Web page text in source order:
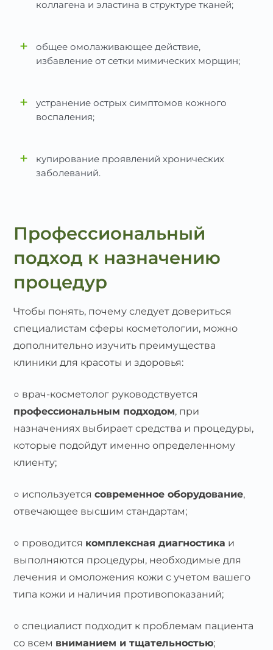
коллагена и эластина в структуре тканей;
+
общее омолаживающее действие,
избавление от сетки мимических морщин;
+
устранение острых симптомов кожного
воспаления;
+
купирование проявлений хронических
заболеваний.
Профессиональный
подход к назначению
процедур
Чтобы понять, почему следует довериться
специалистам сферы косметологии, можно
дополнительно изучить преимущества
клиники для красоты и здоровья:
○ врач-косметолог руководствуется
профессиональным подходом, при
назначениях выбирает средства и процедуры,
которые подойдут именно определенному
клиенту;
○ используетсясовременное оборудование,
отвечающее высшим стандартам;
○ проводится комплексная диагностика и
выполняются процедуры, необходимые для
лечения и омоложения кожи с учетом вашего
типа кожи и наличия противопоказаний;
○ специалист подходит к проблемам пациента
со всем вниманием и тщательностью;